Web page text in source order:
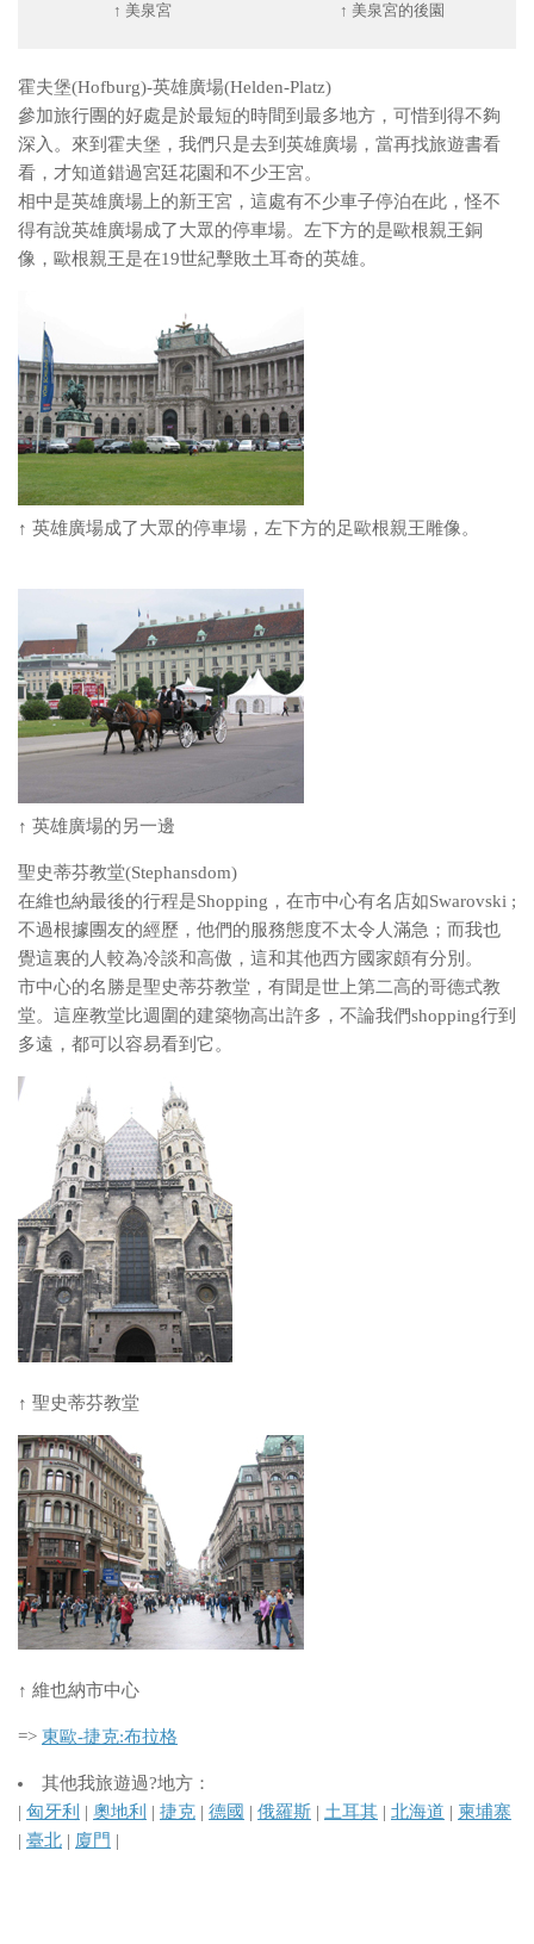
↑ 美泉宮 ↑ 美泉宮的後園
霍夫堡(Hofburg)-英雄廣場(Helden-Platz)
參加旅行團的好處是於最短的時間到最多地方，可惜到得不夠
深入。來到霍夫堡，我們只是去到英雄廣場，當再找旅遊書看
看，才知道錯過宮廷花園和不少王宮。
相中是英雄廣場上的新王宮，這處有不少車子停泊在此，怪不
得有說英雄廣場成了大眾的停車場。左下方的是歐根親王銅
像，歐根親王是在19世紀擊敗土耳奇的英雄。
↑ 英雄廣場成了大眾的停車場，左下方的足歐根親王雕像。
↑ 英雄廣場的另一邊
聖史蒂芬教堂(Stephansdom)
在維也納最後的行程是Shopping，在市中心有名店如Swarovski ;
不過根據團友的經歷，他們的服務態度不太令人滿急；而我也
覺這裏的人較為冷談和高傲，這和其他西方國家頗有分別。
市中心的名勝是聖史蒂芬教堂，有聞是世上第二高的哥德式教
堂。這座教堂比週圍的建築物高出許多，不論我們shopping行到
多遠，都可以容易看到它。
↑ 聖史蒂芬教堂
↑ 維也納市中心
=> 東歐-捷克:布拉格
其他我旅遊過?地方：
| 匈牙利 | 奧地利 | 捷克 | 德國 | 俄羅斯 | 土耳其 | 北海道 | 柬埔寨
| 臺北 | 廈門 |